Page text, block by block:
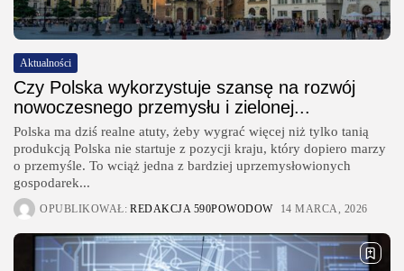
wybrać,...
OPUBLIKOWAŁ: REDAKCJA 27 LIPCA, 2026
POPULARNE KATEGORIE
Dom i Ogród
212 Artykułów
Budownictwo/Nieruchomości
83 Artykułów
35 Artykułów
Edukacja i Nauka
27 Artykułów
Aktualności
Czy Polska wykorzystuje szansę na rozwój
nowoczesnego przemysłu i zielonej...
Polska ma dziś realne atuty, żeby wygrać więcej niż tylko tanią
produkcją Polska nie startuje z pozycji kraju, który dopiero marzy
o przemyśle. To wciąż jedna z bardziej uprzemysłowionych
gospodarek...
OPUBLIKOWAŁ: REDAKCJA 590POWODOW 14 MARCA, 2026